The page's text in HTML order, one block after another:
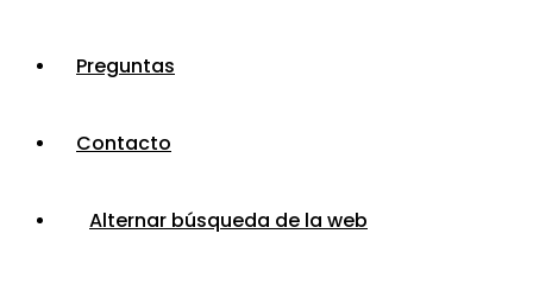
Preguntas
Contacto
Alternar búsqueda de la web